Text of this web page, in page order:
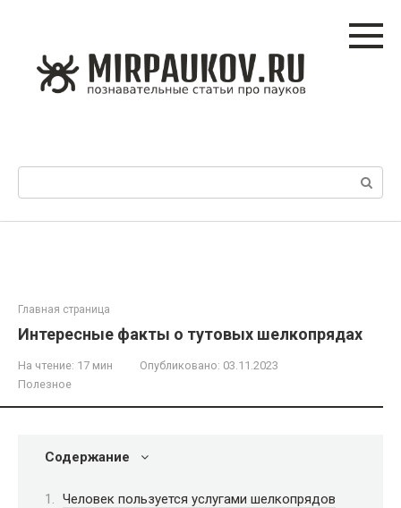
Главная страница
Интересные факты о тутовых шелкопрядах
На чтение: 17 мин Опубликовано: 03.11.2023
Полезное
Содержание
Человек пользуется услугами шелкопрядов